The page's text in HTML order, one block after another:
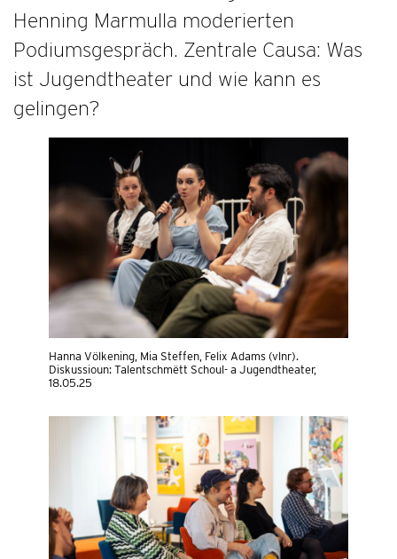
Henning Marmulla moderierten
Podiumsgespräch. Zentrale Causa: Was
ist Jugendtheater und wie kann es
gelingen?
Hanna Völkening, Mia Steffen, Felix Adams (vlnr).
Diskussioun: Talentschmëtt Schoul- a Jugendtheater,
18.05.25